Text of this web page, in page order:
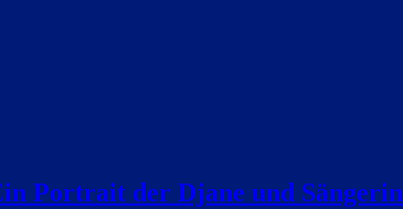
Portrait der Djane und Sängerin